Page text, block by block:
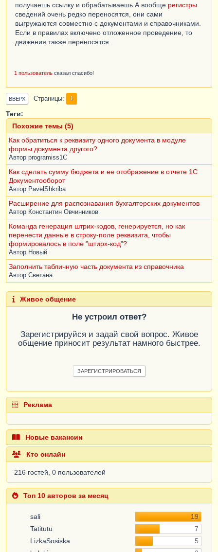
получаешь ссылку и обрабатываешь.А вообще регистры
сведений очень редко переносятся, они сами
выгружаются совместно с документами и справочниками.
Если в правилах включено отложенное проведение, то
движения также переносятся.
1 пользователь сказал спасибо!
ВВЕРХ Страницы 1
Теги:
Похожие темы (5)
Как обратиться к реквизиту одного документа в модуле
формы документа другого?
Автор programiss1C
Как сделать сумму бюджета и ее отображение в отчете 1С
Документооборот
Автор PavelShkriba
Расширение для распознавания бухгалтерских документов
Автор Константин Овчинников
Команда генерация штрих-кодов, генерируется, но как
перенести данные в строку-поле реквизита, чтобы
формировалось в поле "штирх-код"?
Автор Новый
Заполнить табличную часть документа из справочника
Автор Светана
Живое общение
Не устроил ответ?
Зарегистрируйся и задай свой вопрос. Живое
общение приносит результат намного быстрее.
ЗАРЕГИСТРИРОВАТЬСЯ
Реклама
Новые вакансии
Кто онлайн
216 гостей, 0 пользователей
Топ 10 авторов за месяц
sali
19
Tatitutu
7
LizkaSosiska
5